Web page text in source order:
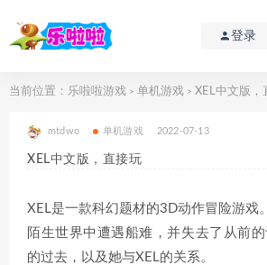
登录
当前位置： 乐啦啦游戏 > 单机游戏 > XEL中文版，
mtdwo 单机游戏 2022-07-13
XEL中文版，直接玩
XEL是一款科幻题材的3D动作冒险游戏
陌生世界中遭遇船难，并失去了从前
的过去，以及她与XEL的关系。